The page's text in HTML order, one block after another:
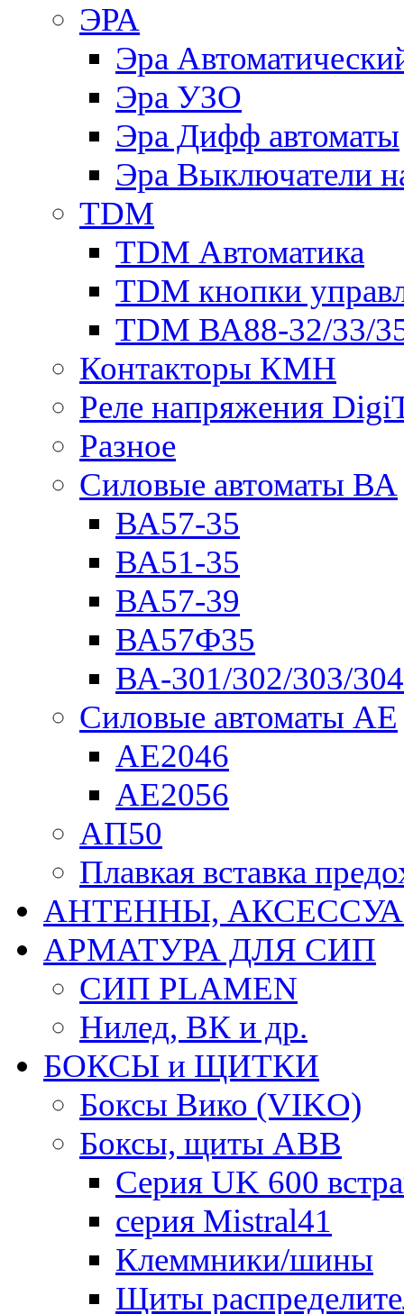
ЭРА
Эра
Эра УЗО
Эра Дифф автоматы
Эра Выключатели
TDM
TDM Автоматика
TDM кнопки
TDM ВА88-32/33/
Контакторы КМН
Реле напряжения
Разное
Силовые автоматы ВА
ВА57-35
ВА51-35
ВА57-39
ВА57Ф35
ВА-301/302/303/
Силовые автоматы АЕ
АЕ2046
АЕ2056
АП50
Плавкая вставка
АНТЕННЫ,
АРМАТУРА ДЛЯ СИП
СИП PLAMEN
Нилед, ВК и др.
БОКСЫ и ЩИТКИ
Боксы Вико (VIKO)
Боксы, щиты ABB
Серия UK 600
серия Mistral41
Клеммники/шины
Щиты